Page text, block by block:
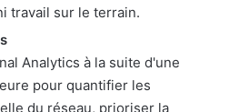
travail sur le terrain.
Analytics à la suite d'une
pour quantifier les
du réseau, prioriser la